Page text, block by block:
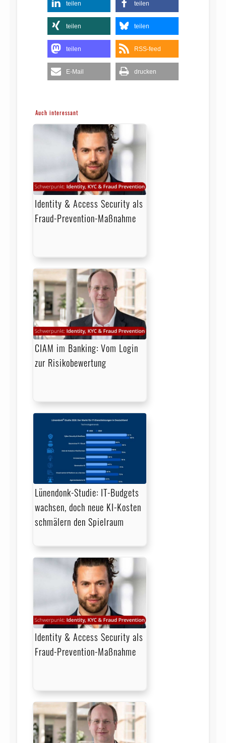
teilen teilen
teilen teilen
teilen RSS-feed
E-Mail drucken
Auch interessant
Identity & Access Security als
Fraud-Prevention-Maßnahme
CIAM im Banking: Vom Login
zur Risikobewertung
Lünendonk-Studie: IT-Budgets
wachsen, doch neue KI-Kosten
schmälern den Spielraum
Identity & Access Security als
Fraud-Prevention-Maßnahme